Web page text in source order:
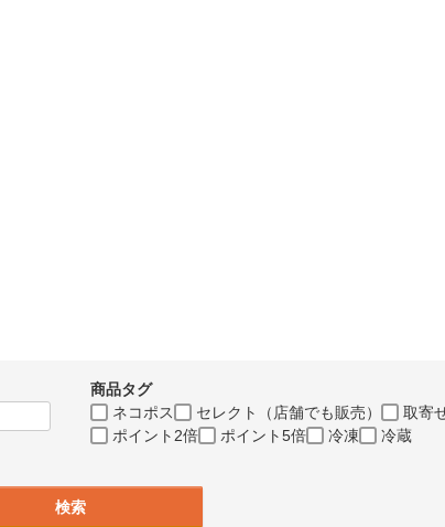
商品タグ
ネコポス
セレクト（店舗でも販売） 取寄
ポイント2倍
ポイント5倍 冷凍 冷蔵
検索